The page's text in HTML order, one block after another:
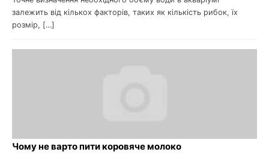
залежить від кількох факторів, таких як кількість рибок, їх
розмір, […]
Чому не варто пити коровяче молоко